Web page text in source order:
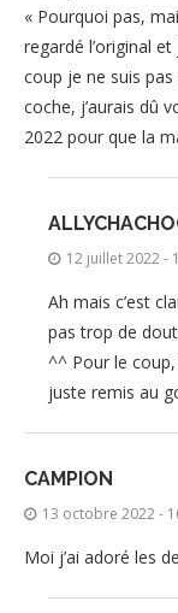
« Pourquoi pas,
regardé l’original
coup je ne suis
coche, j’aurais dû
2022 pour que la
12 juillet 2022 -
Ah mais c’est
pas trop de
^^ Pour le coup,
juste remis au
CAMPION
13 octobre 2022 -
Moi j’ai adoré les